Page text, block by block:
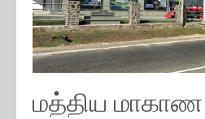
மத்திய மாகாண